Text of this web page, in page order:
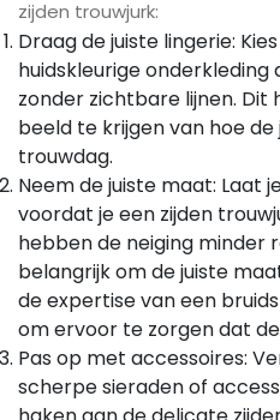
zijden trouwjurk:
Draag de juiste lingerie:
huidskleurige
zonder zichtbare lijnen.
beeld te krijgen van hoe
trouwdag.
Neem de juiste maat: Laat
voordat je een zijden
hebben de neiging minder
belangrijk om de juiste
de expertise van een
om ervoor te zorgen dat
Pas op met accessoires:
scherpe sieraden of